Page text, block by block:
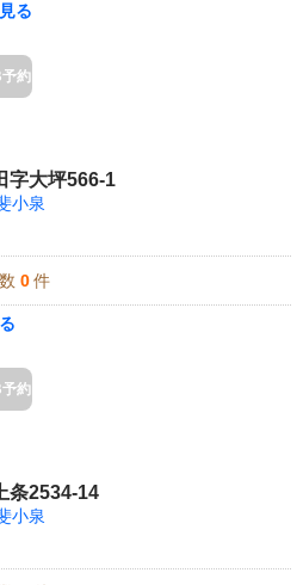
る
約
字大坪566-1
小泉
0 件
約
条2534-14
小泉